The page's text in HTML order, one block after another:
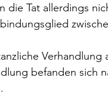
Tat allerdings
befanden sich